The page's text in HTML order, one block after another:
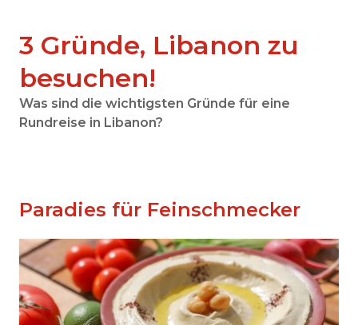
3 Gründe, Libanon zu
besuchen!
Was sind die wichtigsten Gründe für eine
Rundreise in Libanon?
Paradies für Feinschmecker